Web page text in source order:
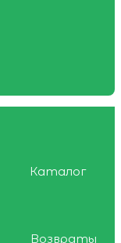
Каталог
Возвраты